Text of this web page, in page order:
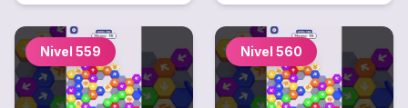
Nivel 559 Nivel 560